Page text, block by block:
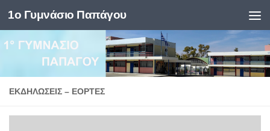
Skip to content
1ο Γυμνάσιο Παπάγου
ΕΚΔΗΛΏΣΕΙΣ – ΕΟΡΤΈΣ